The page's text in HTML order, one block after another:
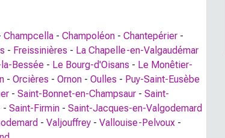
Champcella - Champoléon - Chantepérier -
- Freissinières - La Chapelle-en-Valgaudémar
Bessée - Le Bourg-d'Oisans - Le Monêtier-
- Orcières - Ornon - Oulles - Puy-Saint-Eusèbe
- Saint-Bonnet-en-Champsaur - Saint-
- Saint-Firmin - Saint-Jacques-en-Valgodemard
- Valjouffrey - Vallouise-Pelvoux -